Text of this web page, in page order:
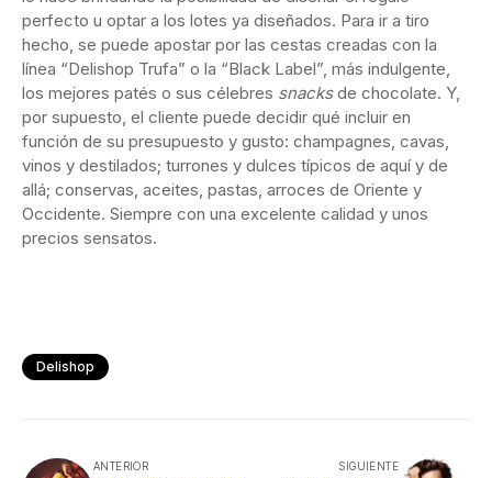
perfecto u optar a los lotes ya diseñados. Para ir a tiro
hecho, se puede apostar por las cestas creadas con la
línea “Delishop Trufa” o la “Black Label”, más indulgente,
los mejores patés o sus célebres snacksde chocolate. Y,
por supuesto, el cliente puede decidir qué incluir en
función de su presupuesto y gusto: champagnes, cavas,
vinos y destilados; turrones y dulces típicos de aquí y de
allá; conservas, aceites, pastas, arroces de Oriente y
Occidente. Siempre con una excelente calidad y unos
precios sensatos.
Delishop
ANTERIOR SIGUIENTE